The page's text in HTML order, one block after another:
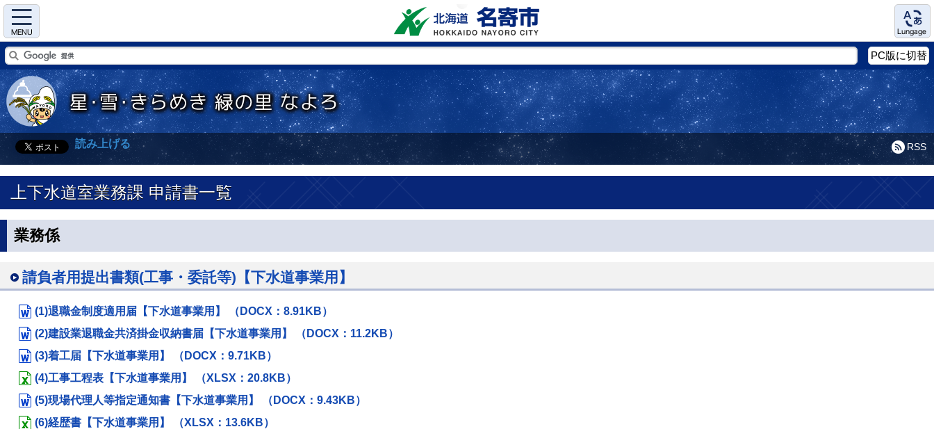
Menu Language
PC版に切替
RSS
読み上げる
上下水道室業務課 申請書一覧
業務係
請負者用提出書類(工事・委託等)【下水道事業用】
(1)退職金制度適用届【下水道事業用】 （DOCX：8.91KB）
(2)建設業退職金共済掛金収納書届【下水道事業用】 （DOCX：11.2KB）
(3)着工届【下水道事業用】 （DOCX：9.71KB）
(4)工事工程表【下水道事業用】 （XLSX：20.8KB）
(5)現場代理人等指定通知書【下水道事業用】 （DOCX：9.43KB）
(6)経歴書【下水道事業用】 （XLSX：13.6KB）